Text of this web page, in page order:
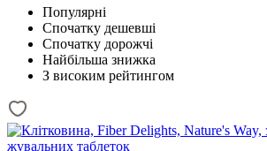
Популярні
Спочатку дешевші
Спочатку дорожчі
Найбільша знижка
З високим рейтингом